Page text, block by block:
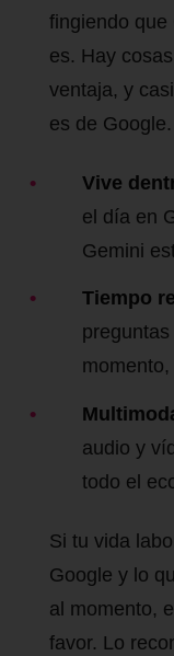
fingiendo que
es. Hay
ventaja, y
es de Google.
Vive
el día en
Gemini
Tiempo
audio y
todo el
Si tu vida
Google y lo
al momento,
favor. Lo